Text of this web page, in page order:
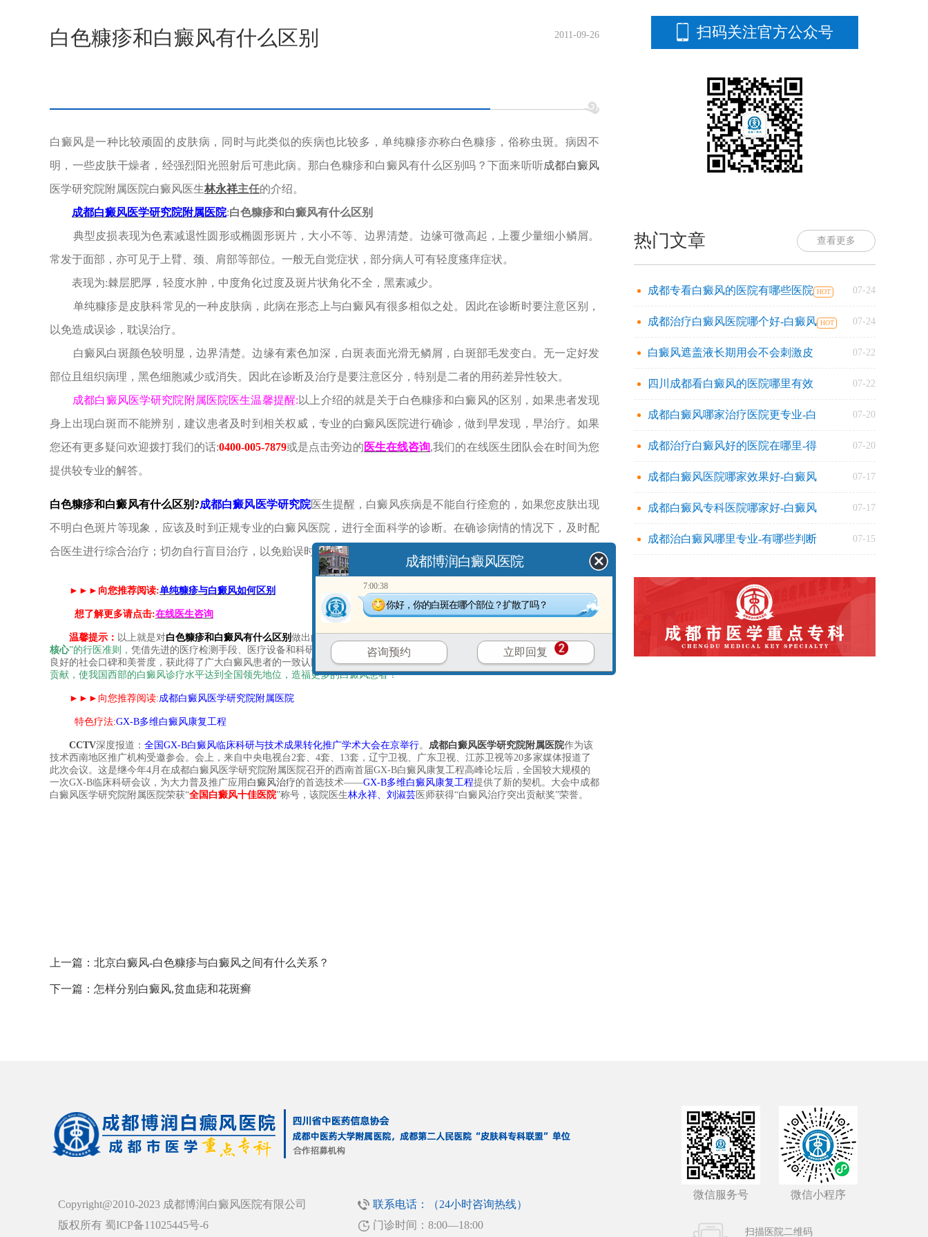
白色糠疹和白癜风有什么区别 2011-09-26
白癜风是一种比较顽固的皮肤病，同时与此类似的疾病也比较多，单纯糠疹亦称白色糠疹，俗称虫斑。病因不
明，一些皮肤干燥者，经强烈阳光照射后可患此病。那白色糠疹和白癜风有什么区别吗？下面来听听成都白癜风
医学研究院附属医院白癜风医生林永祥主任的介绍。
成都白癜风医学研究院附属医院:白色糠疹和白癜风有什么区别
典型皮损表现为色素减退性圆形或椭圆形斑片，大小不等、边界清楚。边缘可微高起，上覆少量细小鳞屑。
常发于面部，亦可见于上臂、颈、肩部等部位。一般无自觉症状，部分病人可有轻度瘙痒症状。
表现为:棘层肥厚，轻度水肿，中度角化过度及斑片状角化不全，黑素减少。
单纯糠疹是皮肤科常见的一种皮肤病，此病在形态上与白癜风有很多相似之处。因此在诊断时要注意区别，
以免造成误诊，耽误治疗。
白癜风白斑颜色较明显，边界清楚。边缘有素色加深，白斑表面光滑无鳞屑，白斑部毛发变白。无一定好发
部位且组织病理，黑色细胞减少或消失。因此在诊断及治疗是要注意区分，特别是二者的用药差异性较大。
成都白癜风医学研究院附属医院医生温馨提醒: 以上介绍的就是关于白色糠疹和白癜风的区别，如果患者发现
身上出现白斑而不能辨别，建议患者及时到相关权威，专业的白癜风医院进行确诊，做到早发现，早治疗。如果
您还有更多疑问欢迎拨打我们的话:0400-005-7879或是点击旁边的 医生在线咨询,我们的在线医生团队会在时间为您
提供较专业的解答。
白色糠疹和白癜风有什么区别 ?成都白癜风 医学研究院医生提醒，白癜风疾病是不能自行痊愈的，如果您皮肤出现
不明白色斑片等现象，应该及时到正规专业的白癜风医院，进行全面科学的诊断。在确诊病情的情况下，及时配
合医生进行综合治疗；切勿自行盲目治疗，以免贻误时机 ，造成病情严重发展，增大治疗难度。
►►► 向您推荐阅读:单纯糠疹与白癜风如何区别
想了解更多请点击:在线医生咨询
温馨提示： 以上就是对白色糠疹和白癜风有什么区别 做出的介绍。
核心”的行医准则， 凭借先进的医疗检测手段、医疗设备和科研技术，优质的医疗服务和诊疗质量，权威的医生队伍和学术成果，
良好的社会口碑和美誉度，获此得了广大白癜风患者的一致认同
，为进一步推动我国皮肤病诊疗技术和现代化医疗卫生事业做出
贡献，使我国西部的白癜风诊疗水平达到全国领先地位，造福更多的白癜风患者！
►►► 向您推荐阅读:成都白癜风医学研究院附属医院
特色疗法:GX-B多维白癜风康复工程
CCTV深度报道： 全国GX-B白癜风临床科研与技术成果转化推广学术大会在京举行。 成都白癜风医学研究院附属医院作为该
技术西南地区推广机构受邀参会。会上，来自中央电视台2套、4套、13套，辽宁卫视、广东卫视、江苏卫视等20多家媒体报道了
此次会议。这是继今年4月在成都白癜风医学研究院附属医院召开的西南首届GX-B白癜风康复工程高峰论坛后，全国较大规模的
一次GX-B临床科研会议，为大力普及推广应用 白癜风治疗的首选技术——GX-B多维白癜风康复工程提供了新的契机。大会中成都
白癜风医学研究院附属医院荣获“全国白癜风十佳医院”称号，该院医生林永祥、 刘淑芸 医师获得“白癜风治疗突出贡献奖”荣誉。
上一篇： 北京白癜风-白色糠疹与白癜风之间有什么关系？
下一篇： 怎样分别白癜风,贫血痣和花斑癣
扫码关注官方公众号
热门文章 查看更多
成都专看白癜风的医院有哪些医院 07-24
成都治疗白癜风医院哪个好-白癜风 07-24
白癜风遮盖液长期用会不会刺激皮 07-22
四川成都看白癜风的医院哪里有效 07-22
成都白癜风哪家治疗医院更专业-白 07-20
成都治疗白癜风好的医院在哪里-得 07-20
成都白癜风医院哪家效果好-白癜风 07-17
成都白癜风专科医院哪家好-白癜风 07-17
成都治白癜风哪里专业-有哪些判断 07-15
Copyright@2010-2023 成都博润白癜风医院有限公司
版权所有 蜀ICP备11025445号-6
联系电话：（24小时咨询热线）
门诊时间：8:00—18:00
微信服务号 微信小程序
扫描医院二维码
成都博润白癜风医院
7:00:38
你好，你的白斑在哪个部位？扩散了吗？
咨询预约 立即回复